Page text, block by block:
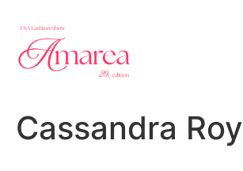
Cassandra Roy